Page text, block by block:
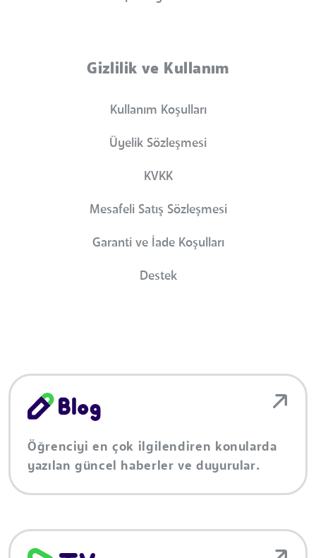
Gizlilik ve Kullanım
Kullanım Koşulları
Üyelik Sözleşmesi
KVKK
Mesafeli Satış Sözleşmesi
Garanti ve İade Koşulları
Destek
Öğrenciyi en çok ilgilendiren konularda
yazılan güncel haberler ve duyurular.